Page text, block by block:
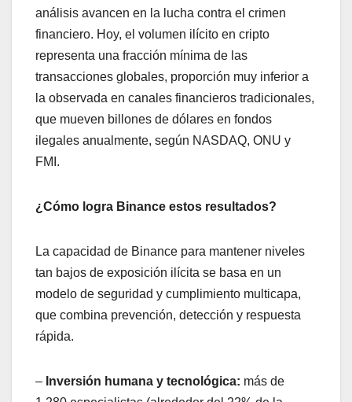
análisis avancen en la lucha contra el crimen
financiero. Hoy, el volumen ilícito en cripto
representa una fracción mínima de las
transacciones globales, proporción muy inferior a
la observada en canales financieros tradicionales,
que mueven billones de dólares en fondos
ilegales anualmente, según NASDAQ, ONU y
FMI.
¿Cómo logra Binance estos resultados?
La capacidad de Binance para mantener niveles
tan bajos de exposición ilícita se basa en un
modelo de seguridad y cumplimiento multicapa,
que combina prevención, detección y respuesta
rápida.
– Inversión humana y tecnológica: más de